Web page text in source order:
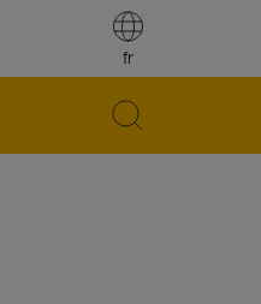
fr